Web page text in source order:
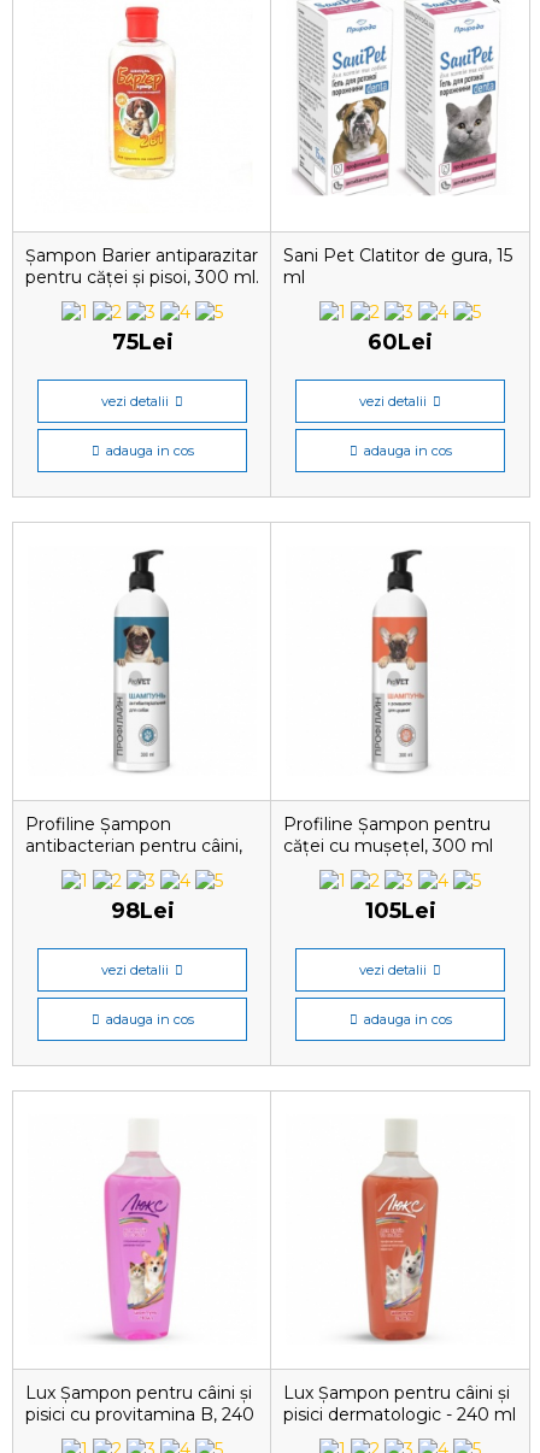
Șampon Barier antiparazitar
pentru căței și pisoi, 300 ml.
75Lei
vezi detalii
adauga in cos
Sani Pet Clatitor de gura, 15
ml
60Lei
vezi detalii
adauga in cos
Profiline Șampon
antibacterian pentru câini,
300 ml
98Lei
vezi detalii
adauga in cos
Profiline Șampon pentru
căței cu mușețel, 300 ml
105Lei
vezi detalii
adauga in cos
Lux Șampon pentru câini și
pisici cu provitamina B, 240
Lux Șampon pentru câini și
pisici dermatologic - 240 ml